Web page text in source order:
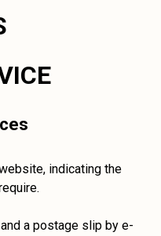
indicating the
a postage slip by e-